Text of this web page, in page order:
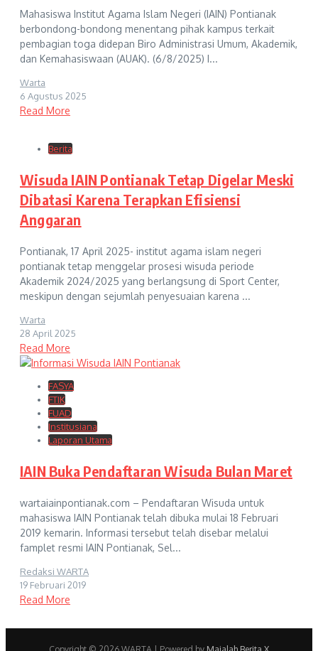
Mahasiswa Institut Agama Islam Negeri (IAIN) Pontianak
berbondong-bondong menentang pihak kampus terkait
pembagian toga didepan Biro Administrasi Umum, Akademik,
dan Kemahasiswaan (AUAK). (6/8/2025) I...
Warta
6 Agustus 2025
Read More
Berita
Wisuda IAIN Pontianak Tetap Digelar Meski
Dibatasi Karena Terapkan Efisiensi
Anggaran
Pontianak, 17 April 2025- institut agama islam negeri
pontianak tetap menggelar prosesi wisuda periode
Akademik 2024/2025 yang berlangsung di Sport Center,
meskipun dengan sejumlah penyesuaian karena ...
Warta
28 April 2025
Read More
FASYA
FTIK
FUAD
Institusiana
Laporan Utama
IAIN Buka Pendaftaran Wisuda Bulan Maret
wartaiainpontianak.com – Pendaftaran Wisuda untuk
mahasiswa IAIN Pontianak telah dibuka mulai 18 Februari
2019 kemarin. Informasi tersebut telah disebar melalui
famplet resmi IAIN Pontianak, Sel...
Redaksi WARTA
19 Februari 2019
Read More
Copyright © 2026 WARTA | Powered by Majalah Berita X